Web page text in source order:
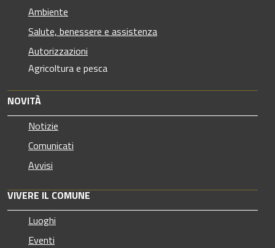
Ambiente
Salute, benessere e assistenza
Autorizzazioni
Agricoltura e pesca
NOVITÀ
Notizie
Comunicati
Avvisi
VIVERE IL COMUNE
Luoghi
Eventi